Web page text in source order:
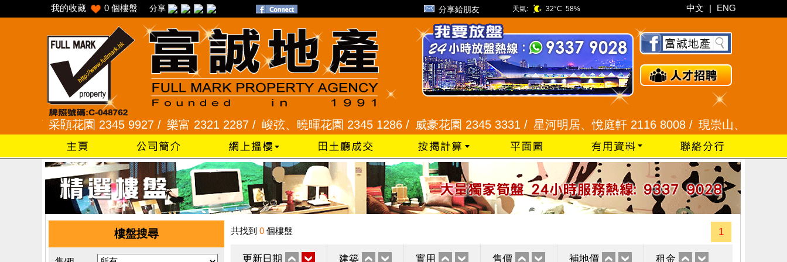
我的收藏 0 個樓盤 分享 分享給朋友 天氣: 32°C 58% 中文 | ENG
采頣花園 2345 9927 /樂富 2321 2287 /峻弦、曉暉花園 2345 1286 /威豪花園 2345 3331 /星河明居、悅庭軒 2116 8008 /現崇山、譽港灣 2345
樓盤搜尋 共找到 0 個樓盤 1
更新日期 建築 實用 售價 補地價 租金